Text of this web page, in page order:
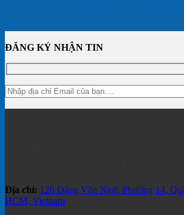
ĐĂNG KÝ NHẬN TIN
Địa chỉ: 126 Đặng Văn Ngữ, Phường 14,
HCM, Vietnam